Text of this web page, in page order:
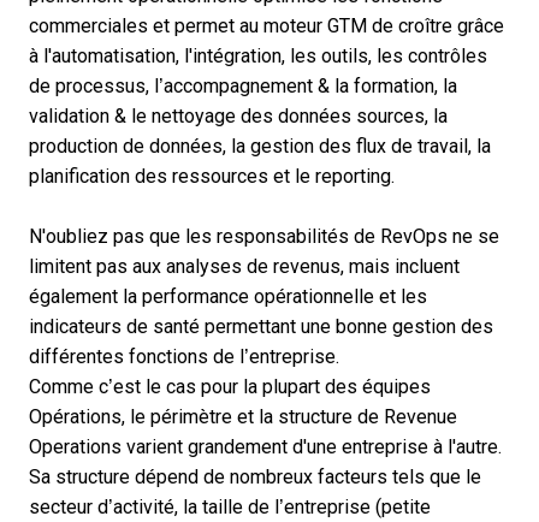
commerciales et permet au moteur GTM de croître grâce
à l'automatisation, l'intégration, les outils, les contrôles
de processus, l’accompagnement & la formation, la
validation & le nettoyage des données sources, la
production de données, la gestion des flux de travail, la
planification des ressources et le reporting.
N'oubliez pas que les responsabilités de RevOps ne se
limitent pas aux analyses de revenus, mais incluent
également la performance opérationnelle et les
indicateurs de santé permettant une bonne gestion des
différentes fonctions de l’entreprise.
Comme c’est le cas pour la plupart des équipes
Opérations, le périmètre et la structure de Revenue
Operations varient grandement d'une entreprise à l'autre.
Sa structure dépend de nombreux facteurs tels que le
secteur d’activité, la taille de l’entreprise (petite